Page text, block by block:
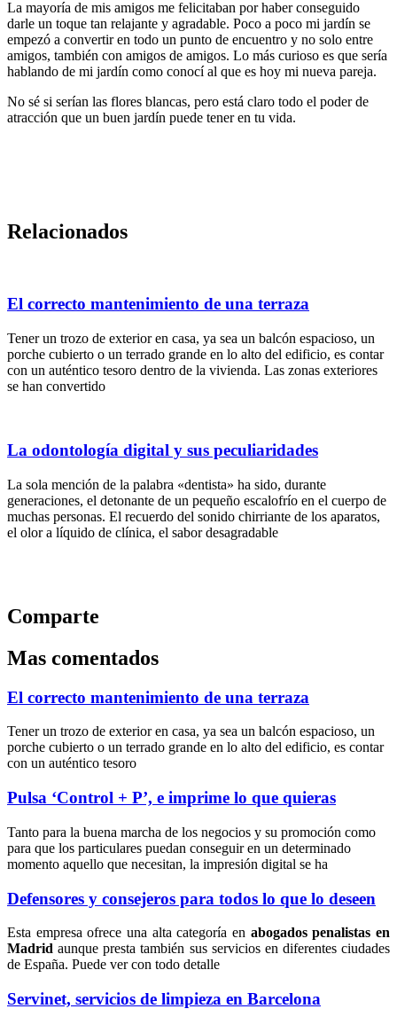
La mayoría de mis amigos me felicitaban por haber conseguido
darle un toque tan relajante y agradable. Poco a poco mi jardín se
empezó a convertir en todo un punto de encuentro y no solo entre
amigos, también con amigos de amigos. Lo más curioso es que sería
hablando de mi jardín como conocí al que es hoy mi nueva pareja.
No sé si serían las flores blancas, pero está claro todo el poder de
atracción que un buen jardín puede tener en tu vida.
Relacionados
El correcto mantenimiento de una terraza
Tener un trozo de exterior en casa, ya sea un balcón espacioso, un
porche cubierto o un terrado grande en lo alto del edificio, es contar
con un auténtico tesoro dentro de la vivienda. Las zonas exteriores
se han convertido
La odontología digital y sus peculiaridades
La sola mención de la palabra «dentista» ha sido, durante
generaciones, el detonante de un pequeño escalofrío en el cuerpo de
muchas personas. El recuerdo del sonido chirriante de los aparatos,
el olor a líquido de clínica, el sabor desagradable
Comparte
Mas comentados
El correcto mantenimiento de una terraza
Tener un trozo de exterior en casa, ya sea un balcón espacioso, un
porche cubierto o un terrado grande en lo alto del edificio, es contar
con un auténtico tesoro
Pulsa ‘Control + P’, e imprime lo que quieras
Tanto para la buena marcha de los negocios y su promoción como
para que los particulares puedan conseguir en un determinado
momento aquello que necesitan, la impresión digital se ha
Defensores y consejeros para todos lo que lo deseen
Esta empresa ofrece una alta categoría en abogados penalistas en
Madrid aunque presta también sus servicios en diferentes ciudades
de España. Puede ver con todo detalle
Servinet, servicios de limpieza en Barcelona